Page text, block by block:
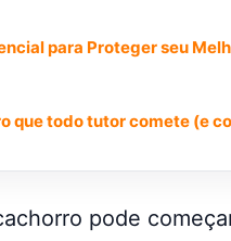
para Proteger seu
que todo tutor comete (e
pode